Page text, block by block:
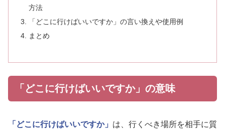
方法
「どこに行けばいいですか」の言い換えや使用例
まとめ
「どこに行けばいいですか」の意味
「どこに行けばいいですか」 は、行くべき場所を相手に質